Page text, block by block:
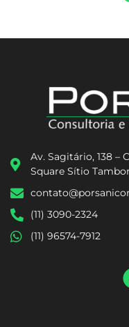
Av. Sagitário, 138 –
Square Sítio
(11) 3090-2324
(11) 96574-7912